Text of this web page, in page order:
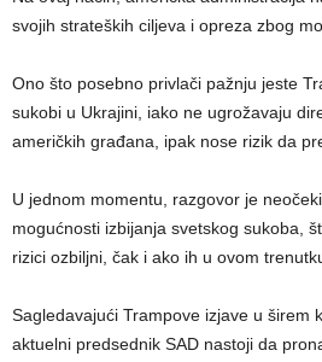
svojih strateških ciljeva i opreza zbog
Ono što posebno privlači pažnju jeste
sukobi u Ukrajini, iako ne ugrožavaju
američkih građana, ipak nose rizik da
U jednom momentu, razgovor je
mogućnosti izbijanja svetskog sukoba,
rizici ozbiljni, čak i ako ih u ovom
Sagledavajući Trampove izjave u širem
aktuelni predsednik SAD nastoji da